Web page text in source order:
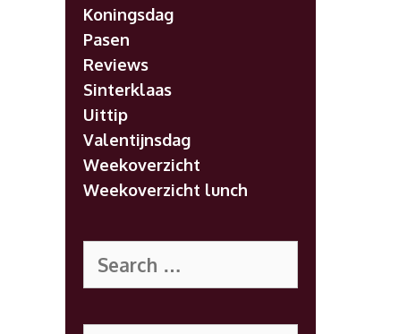
Koningsdag
Pasen
Reviews
Sinterklaas
Uittip
Valentijnsdag
Weekoverzicht
Weekoverzicht lunch
for: